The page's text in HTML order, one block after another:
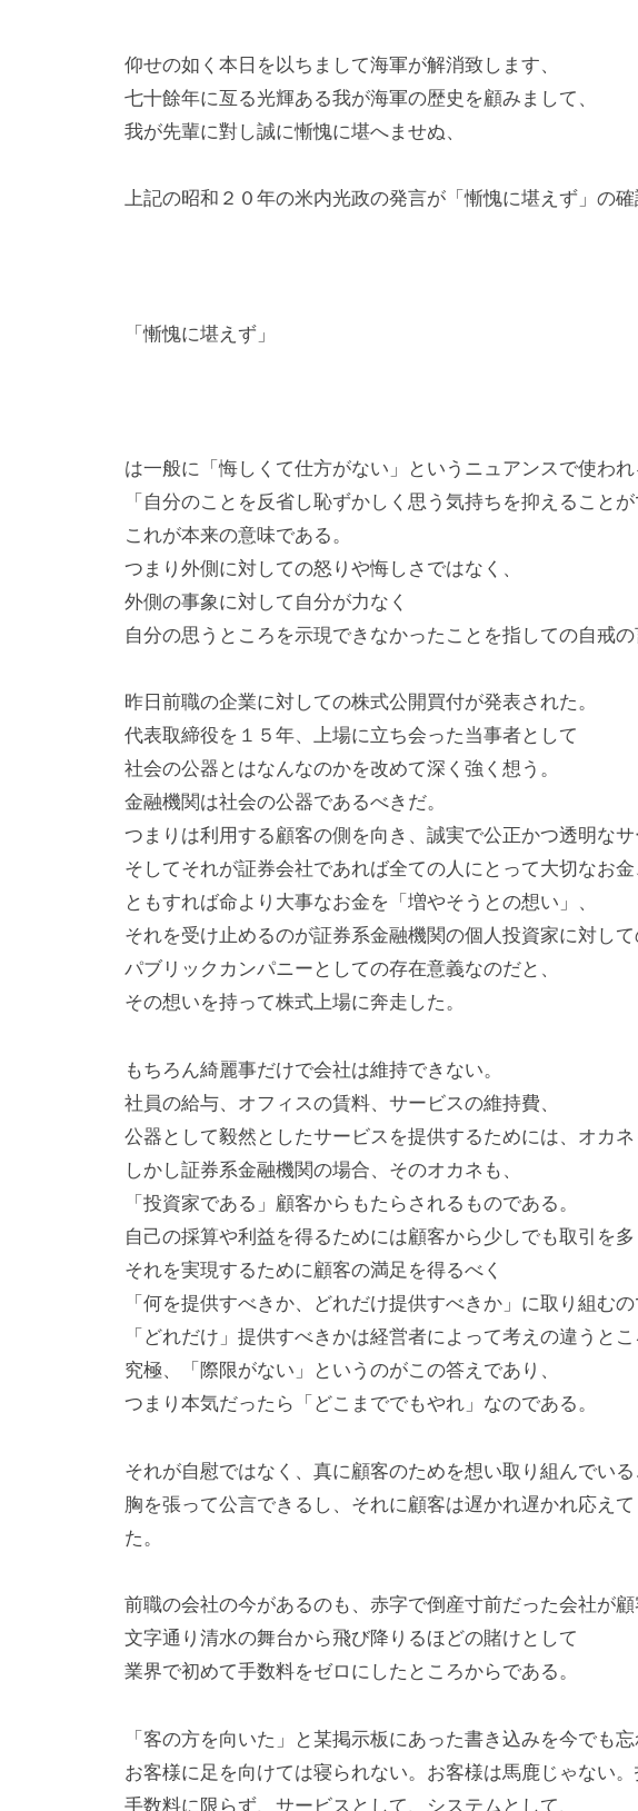
仰せの如く本日を以ちまして海軍が解消致します、
七十餘年に亙る光輝ある我が海軍の歴史を顧みまして、
我が先輩に對し誠に慚愧に堪へませぬ、
上記の昭和２０年の米内光政の発言が「慚愧に堪えず」の確
「慚愧に堪えず」
は一般に「悔しくて仕方がない」というニュアンスで使われ
「自分のことを反省し恥ずかしく思う気持ちを抑えることが
これが本来の意味である。
つまり外側に対しての怒りや悔しさではなく、
外側の事象に対して自分が力なく
自分の思うところを示現できなかったことを指しての自戒の
昨日前職の企業に対しての株式公開買付が発表された。
代表取締役を１５年、上場に立ち会った当事者として
社会の公器とはなんなのかを改めて深く強く想う。
金融機関は社会の公器であるべきだ。
つまりは利用する顧客の側を向き、誠実で公正かつ透明なサ
そしてそれが証券会社であれば全ての人にとって大切なお金
ともすれば命より大事なお金を「増やそうとの想い」、
それを受け止めるのが証券系金融機関の個人投資家に対して
パブリックカンパニーとしての存在意義なのだと、
その想いを持って株式上場に奔走した。
もちろん綺麗事だけで会社は維持できない。
社員の給与、オフィスの賃料、サービスの維持費、
公器として毅然としたサービスを提供するためには、オカネ
しかし証券系金融機関の場合、そのオカネも、
「投資家である」顧客からもたらされるものである。
自己の採算や利益を得るためには顧客から少しでも取引を多
それを実現するために顧客の満足を得るべく
「何を提供すべきか、どれだけ提供すべきか」に取り組むの
「どれだけ」提供すべきかは経営者によって考えの違うとこ
究極、「際限がない」というのがこの答えであり、
つまり本気だったら「どこまででもやれ」なのである。
それが自慰ではなく、真に顧客のためを想い取り組んでい
胸を張って公言できるし、それに顧客は遅かれ遅かれ応え
た。
前職の会社の今があるのも、赤字で倒産寸前だった会社が
文字通り清水の舞台から飛び降りるほどの賭けとして
業界で初めて手数料をゼロにしたところからである。
「客の方を向いた」と某掲示板にあった書き込みを今でも忘
お客様に足を向けては寝られない。お客様は馬鹿じゃない。
手数料に限らず、サービスとして、システムとして、